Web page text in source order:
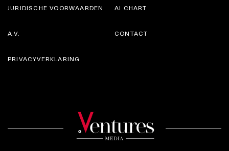
JURIDISCHE VOORWAARDEN
A.V.
AI CHART
CONTACT
PRIVACYVERKLARING